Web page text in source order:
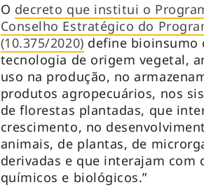
O decreto que institui o
Conselho Estratégico do
(10.375/2020) define bioinsumo
tecnologia de origem vegetal,
uso na produção, no
produtos agropecuários, nos
de florestas plantadas, que
crescimento, no
animais, de plantas, de
derivadas e que interajam com
químicos e biológicos.”